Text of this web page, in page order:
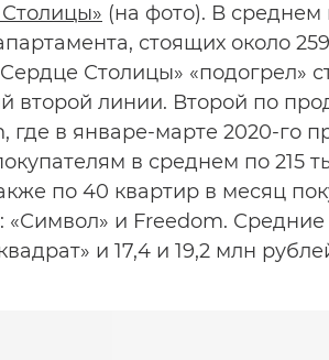
(на фото). В
стоящих около
Столицы» «подогрел»
второй линии. Второй по
где в январе-марте 2020-го
в среднем по 215
по 40 квартир в месяц
«Символ» и Freedom.
и 17,4 и 19,2 млн